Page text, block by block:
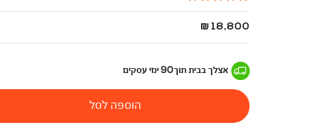
18,800 ₪
אצלך בבית תוך90 ימי עסקים
הוספה לסל